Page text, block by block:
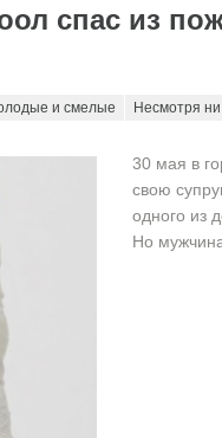
спас из
и смелые Несмотря
30 мая в
свою
одного из
Но